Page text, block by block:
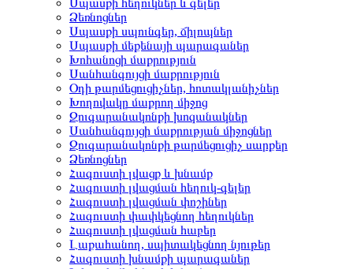
Սպասքի հեղուկներ և գելեր
Ձեռնոցներ
Սպասքի սպունգեր, ճիլոպներ
Սպասքի մեքենայի պարագաներ
Խոհանոցի մաքրություն
Սանհանգույցի մաքրություն
Օդի թարմեցուցիչներ, հոտակլանիչներ
Խողովակը մաքրող միջոց
Զուգարանակոնքի խոզանակներ
Սանհանգույցի մաքրության միջոցներ
Զուգարանակոնքի թարմեցուցիչ սարքեր
Ձեռնոցներ
Հագուստի լվացք և խնամք
Հագուստի լվացման հեղուկ-գելեր
Հագուստի լվացման փոշիներ
Հագուստի փափկեցնող հեղուկներ
Հագուստի լվացման հաբեր
Լաքահանող, սպիտակեցնող նյութեր
Հագուստի խնամքի պարագաներ